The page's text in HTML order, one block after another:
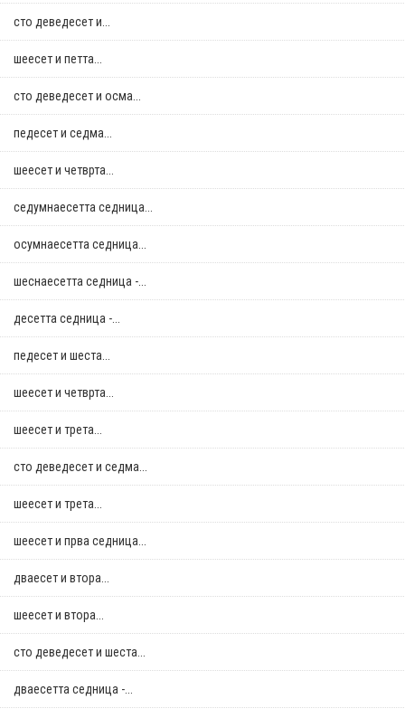
сто деведесет и...
шеесет и петта...
сто деведесет и осма...
педесет и седма...
шеесет и четврта...
седумнаесетта седница...
осумнaесетта седница...
шеснаесетта седница -...
десетта седница -...
педесет и шеста...
шеесет и четврта...
шеесет и трета...
сто деведесет и седма...
шеесет и трета...
шеесет и прва седница...
дваесет и втора...
шеесет и втора...
сто деведесет и шеста...
дваесетта седница -...